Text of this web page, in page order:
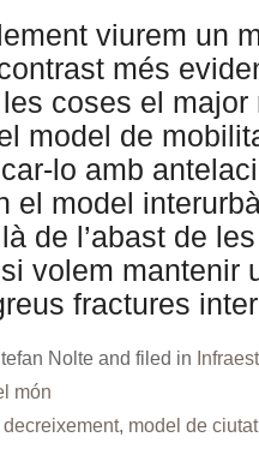
viurem un
més
coses el major
model de
lo amb
el model
de l’abast de
volem mantenir
fractures
Nolte and filed in
món
decreixement, model de ciutat